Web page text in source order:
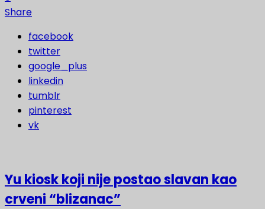
Share
facebook
twitter
google_plus
linkedin
tumblr
pinterest
vk
Yu kiosk koji nije postao slavan kao
crveni “blizanac”